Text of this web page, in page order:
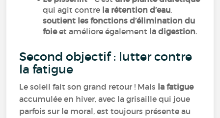
qui agit contre la rétention d’eau,
soutient les fonctions d’élimination du
foieet améliore également la digestion.
Second objectif : lutter contre
la fatigue
Le soleil fait son grand retour ! Mais la fatigue
accumulée en hiver, avec la grisaille qui joue
parfois sur le moral, est toujours présente au